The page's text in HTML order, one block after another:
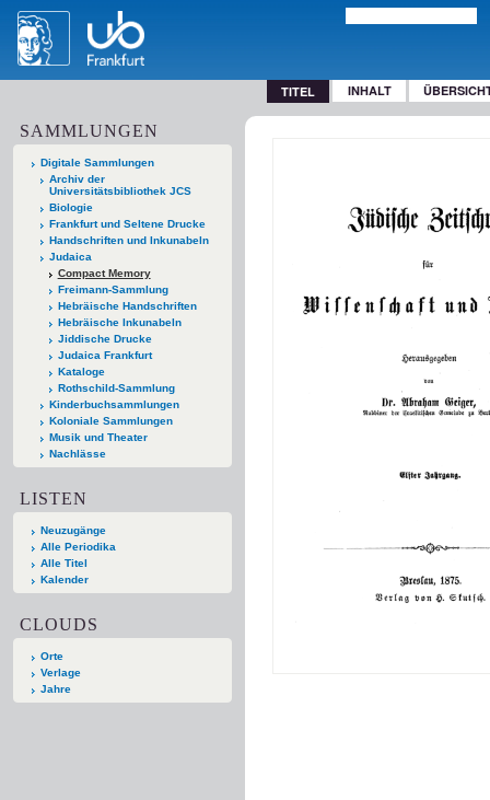
TITEL INHALT
SAMMLUNGEN
Digitale Sammlungen
Archiv der
Universitätsbibliothek JCS
Biologie
Frankfurt und Seltene Drucke
Handschriften und Inkunabeln
Judaica
Compact Memory
Freimann-Sammlung
Hebräische Handschriften
Hebräische Inkunabeln
Jiddische Drucke
Judaica Frankfurt
Kataloge
Rothschild-Sammlung
Kinderbuchsammlungen
Koloniale Sammlungen
Musik und Theater
Nachlässe
LISTEN
Neuzugänge
Alle Periodika
Alle Titel
Kalender
CLOUDS
Orte
Verlage
Jahre